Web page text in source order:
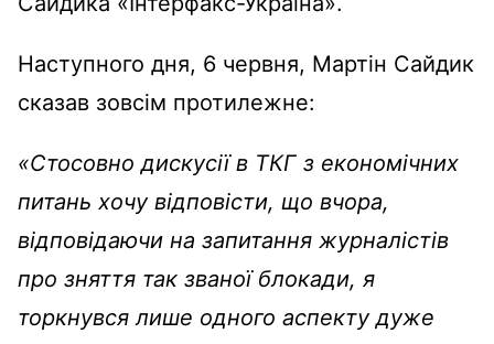
Наступного дня, 6 червня, Мартін Сайдик
сказав зовсім протилежне:
«Стосовно дискусії в ТКГ з економічних
питань хочу відповісти, що вчора,
відповідаючи на запитання журналістів
про зняття так званої блокади, я
торкнувся лише одного аспекту дуже